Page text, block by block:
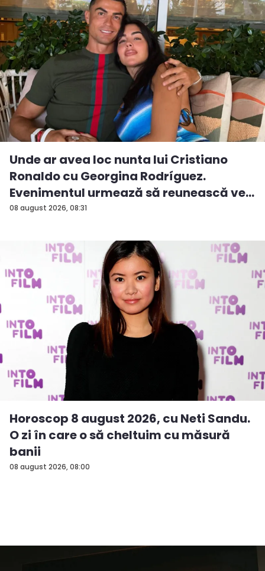
08 august 2026, 08:31
Unde ar avea loc nunta lui Cristiano
Ronaldo cu Georgina Rodríguez.
Evenimentul urmează să reunească ve...
08 august 2026, 08:00
Horoscop 8 august 2026, cu Neti Sandu.
O zi în care o să cheltuim cu măsură
banii